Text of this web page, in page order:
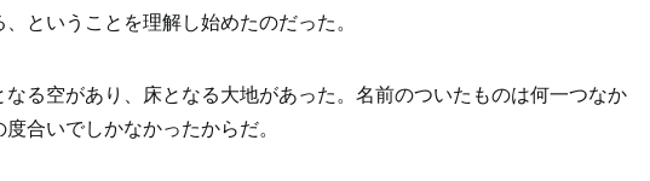
ということを理解し始めたのだった。
なる空があり、床となる大地があった。名前のついたものは何一つなか
合いでしかなかったからだ。